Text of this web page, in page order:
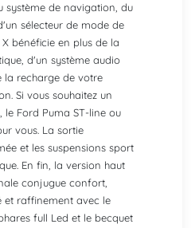
système de navigation, du
sélecteur de mode de
bénéficie en plus de la
d'un système audio
la recharge de votre
Si vous souhaitez un
Ford Puma ST-line ou
vous. La sortie
et les suspensions sport
En fin, la version haut
conjugue confort,
et raffinement avec le
full Led et le becquet